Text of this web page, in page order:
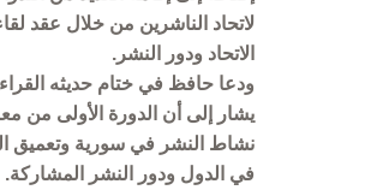
لاتحاد الناشرين من خلال عقد
الاتحاد ودور النشر.
ودعا حافظ في ختام حديثه
نشاط النشر في سورية وتعميق
في الدول ودور النشر المشاركة.